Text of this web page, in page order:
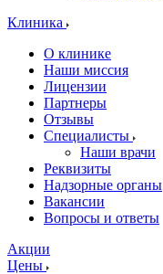
Клиника
О клинике
Наши миссия
Лицензии
Партнеры
Отзывы
Специалисты
Наши врачи
Реквизиты
Надзорные органы
Вакансии
Вопросы и ответы
Акции
Цены